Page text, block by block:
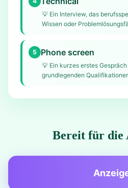
💡 Ein Interview, das
Wissen oder
5 Phone screen
💡 Ein kurzes erstes
grundlegenden
Bereit für die